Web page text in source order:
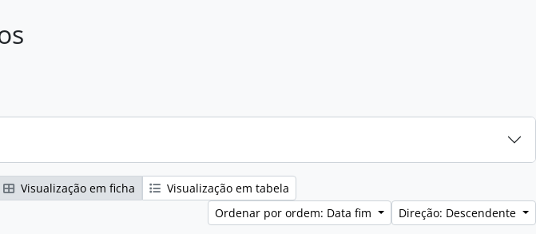
Visualização em ficha
Visualização em tabela
Ordenar por ordem: Data fim
Direção: Descendente